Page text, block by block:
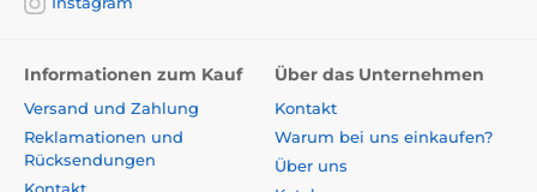
Informationen zum Kauf
Versand und Zahlung
Reklamationen und
Rücksendungen
Über das Unternehmen
Kontakt
Warum bei uns einkaufen?
Über uns